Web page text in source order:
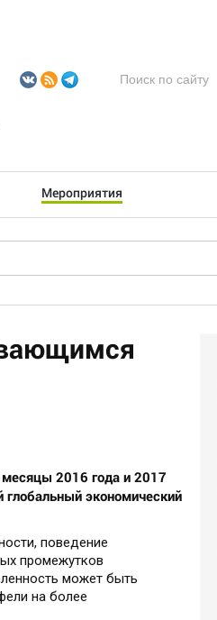
Мероприятия
месяцы 2016 года и 2017
экономический
поведение
промежутков
может быть
на более